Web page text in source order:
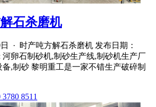
石杀磨机
日 · 时产吨方解石杀磨机 发布日期：
河卵石制砂机,制砂生产线,制砂机生产厂
,制砂 黎明重工是一家不错生产破碎制
8511